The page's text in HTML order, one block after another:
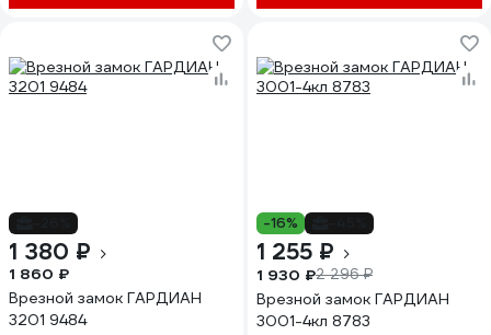
1 380 ₽
1 860 ₽
Врезной замок ГАРДИАН
3201 9484
-16%
1 255 ₽
1 930 ₽2 296 ₽
Врезной замок ГАРДИАН
3001-4кл 8783